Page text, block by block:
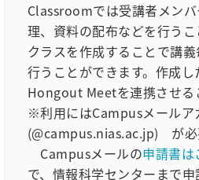
Classroomでは受講者メン
理、資料の配布などを行う
クラスを作成することで講
行うことができます。作成
Hongout Meetを連携させる
※利用にはCampusメールア
(@campus.nias.ac.jp) が必
Campusメールの申請書は
で、情報科学センターまで